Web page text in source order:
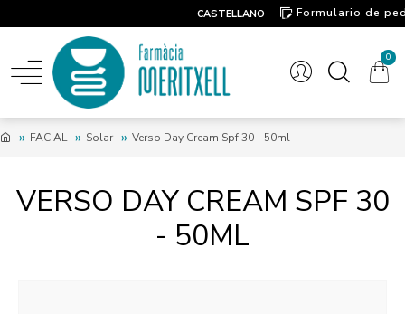
CASTELLANO
Formulario de
0
FACIAL Solar Verso Day Cream Spf 30 - 50ml
VERSO DAY CREAM SPF 30
- 50ML